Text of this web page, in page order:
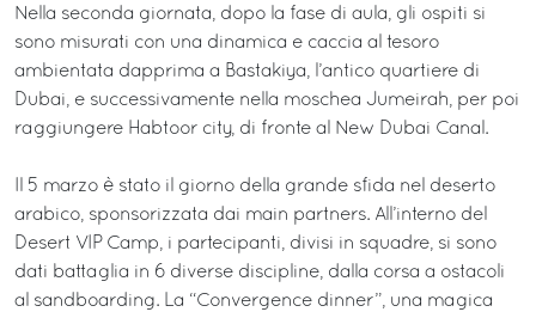
Nella seconda giornata, dopo la fase di aula, gli ospiti si
sono misurati con una dinamica e caccia al tesoro
ambientata dapprima a Bastakiya, l’antico quartiere di
Dubai, e successivamente nella moschea Jumeirah, per poi
raggiungere Habtoor city, di fronte al New Dubai Canal.
Il 5 marzo è stato il giorno della grande sfida nel deserto
arabico, sponsorizzata dai main partners. All’interno del
Desert VIP Camp, i partecipanti, divisi in squadre, si sono
dati battaglia in 6 diverse discipline, dalla corsa a ostacoli
al sandboarding. La “Convergence dinner”, una magica